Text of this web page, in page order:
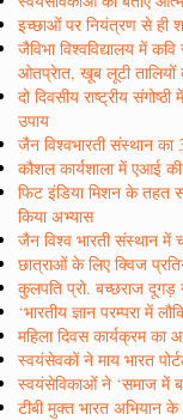
इच्छाओं पर नियंत्रण से ही
जैविभा विश्वविद्यालय में
ओतप्रेात, खूब लूटी तालियों
दो दिवसीय राष्ट्रीय
उपाय
जैन विश्वभारती संस्थान का
कौशल कार्यशाला में एआई
फिट इंडिया मिशन के तहत
किया अभ्यास
जैन विश्व भारती संस्थान में
छात्राओं के लिए क्विज
कुलपति प्रो. बच्छराज
‘भारतीय ज्ञान परम्परा में
महिला दिवस कार्यक्रम का
स्वयंसेवकों ने माय भारत
स्वयंसेविकाओं ने ‘समाज में
टीबी मुक्त भारत अभियान